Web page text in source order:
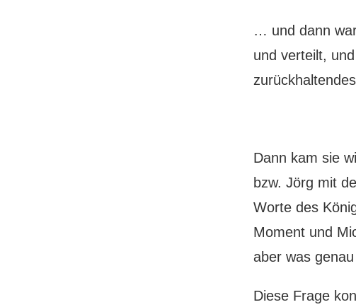
… und dann
und verteilt,
Dann kam sie
bzw. Jörg mit
Worte des
Moment und
aber was
Diese Frage